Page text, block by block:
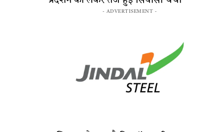
- ADVERTISEMENT -